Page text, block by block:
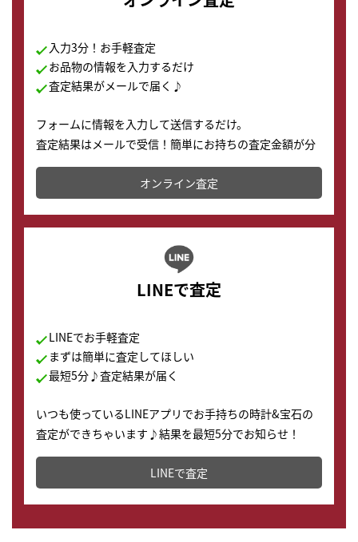
入力3分！お手軽査定
お品物の情報を入力するだけ
査定結果がメールで届く♪
フォームに情報を入力して送信するだけ。
査定結果はメールで受信！簡単にお持ちの査定金額が分
かります。
オンライン査定
LINEで査定
LINEでお手軽査定
まずは簡単に査定してほしい
最短5分♪査定結果が届く
いつも使っているLINEアプリでお手持ちの時計&宝石の
査定ができちゃいます♪結果を最短5分でお知らせ！
どこからでもすぐに査定金額を知ることが出来ます。
LINEで査定